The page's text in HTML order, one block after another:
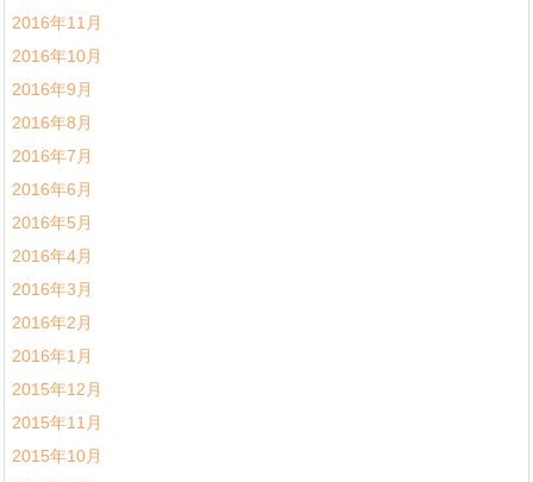
2016年11月
2016年10月
2016年9月
2016年8月
2016年7月
2016年6月
2016年5月
2016年4月
2016年3月
2016年2月
2016年1月
2015年12月
2015年11月
2015年10月